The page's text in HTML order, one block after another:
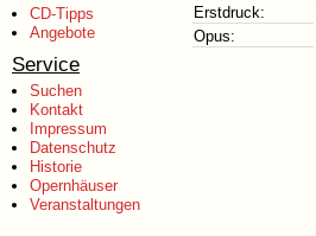
CD-Tipps
Angebote
Service
Suchen
Kontakt
Impressum
Datenschutz
Historie
Opernhäuser
Veranstaltungen
Erstdruck:
Opus: